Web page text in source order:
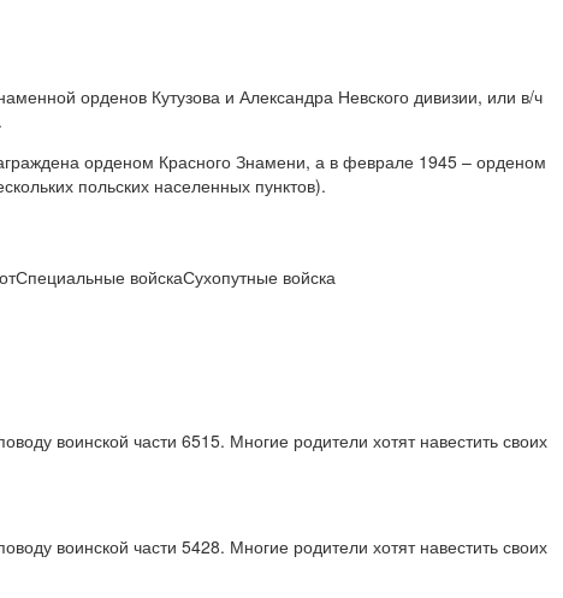
орденов Кутузова и Александра Невского дивизии, или в/ч
орденом Красного Знамени, а в феврале 1945 – орденом
польских населенных пунктов).
войскаСухопутные войска
воинской части 6515. Многие родители хотят навестить своих
воинской части 5428. Многие родители хотят навестить своих